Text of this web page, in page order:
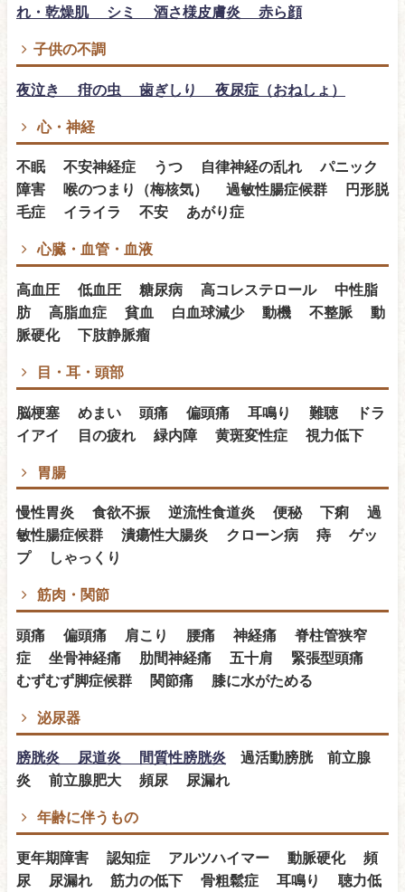
れ・乾燥肌 シミ 酒さ様皮膚炎 赤ら顔
子供の不調
夜泣き 疳の虫 歯ぎしり 夜尿症（おねしょ）
心・神経
不眠 不安神経症 うつ 自律神経の乱れ パニック
障害 喉のつまり（梅核気） 過敏性腸症候群 円形脱
毛症 イライラ 不安 あがり症
心臓・血管・血液
高血圧 低血圧 糖尿病 高コレステロール 中性脂
肪 高脂血症 貧血 白血球減少 動機 不整脈 動
脈硬化 下肢静脈瘤
目・耳・頭部
脳梗塞 めまい 頭痛 偏頭痛 耳鳴り 難聴 ドラ
イアイ 目の疲れ 緑内障 黄斑変性症 視力低下
胃腸
慢性胃炎 食欲不振 逆流性食道炎 便秘 下痢 過
敏性腸症候群 潰瘍性大腸炎 クローン病 痔 ゲッ
プ しゃっくり
筋肉・関節
頭痛 偏頭痛 肩こり 腰痛 神経痛 脊柱管狭窄
症 坐骨神経痛 肋間神経痛 五十肩 緊張型頭痛
むずむず脚症候群 関節痛 膝に水がためる
泌尿器
膀胱炎 尿道炎 間質性膀胱炎 過活動膀胱 前立腺
炎 前立腺肥大 頻尿 尿漏れ
年齢に伴うもの
更年期障害 認知症 アルツハイマー 動脈硬化 頻
尿 尿漏れ 筋力の低下 骨粗鬆症 耳鳴り 聴力低